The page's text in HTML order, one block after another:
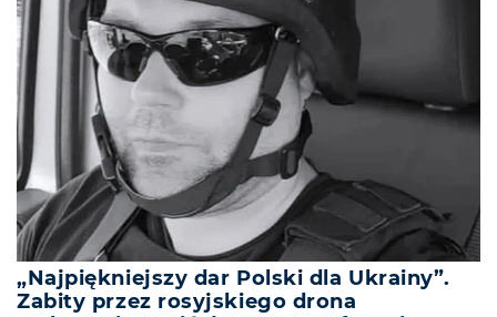
„Najpiękniejszy dar Polski dla Ukrainy”.
Zabity przez rosyjskiego drona